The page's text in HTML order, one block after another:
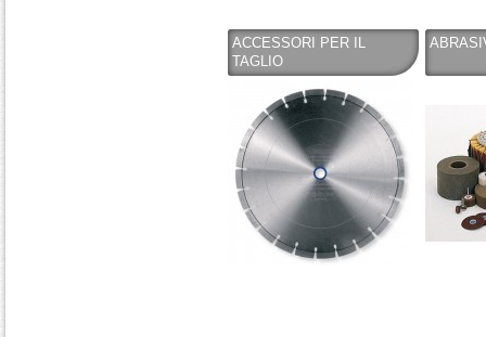
ACCESSORI PER IL
TAGLIO